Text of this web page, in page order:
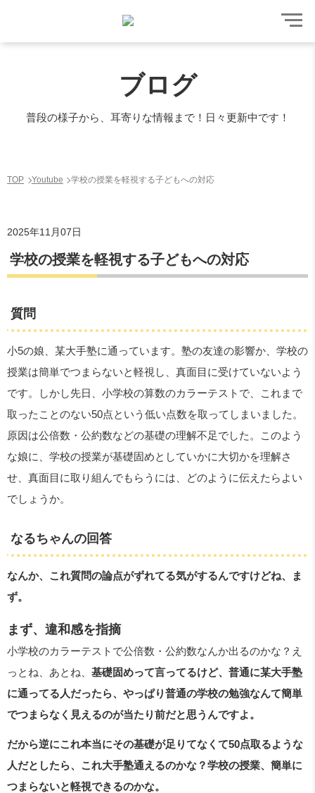
ブログ
普段の様子から、耳寄りな情報まで！日々更新中です！
TOP Youtube 学校の授業を軽視する子どもへの対応
2025年11月07日
学校の授業を軽視する子どもへの対応
質問
小5の娘、某大手塾に通っています。塾の友達の影響か、学校の
授業は簡単でつまらないと軽視し、真面目に受けていないよう
です。しかし先日、小学校の算数のカラーテストで、これまで
取ったことのない50点という低い点数を取ってしまいました。
原因は公倍数・公約数などの基礎の理解不足でした。このよう
な娘に、学校の授業が基礎固めとしていかに大切かを理解さ
せ、真面目に取り組んでもらうには、どのように伝えたらよい
でしょうか。
なるちゃんの回答
なんか、これ質問の論点がずれてる気がするんですけどね、ま
ず。
まず、違和感を指摘
小学校のカラーテストで公倍数・公約数なんか出るのかな？え
っとね、あとね、 基礎固めって言ってるけど、普通に某大手塾
に通ってる人だったら、やっぱり普通の学校の勉強なんて簡単
でつまらなく見えるのが当たり前だと思うんですよ。
だから逆にこれ本当にその基礎が足りてなくて50点取るような
人だとしたら、これ大手塾通えるのかな？学校の授業、簡単に
つまらないと軽視できるのかな。